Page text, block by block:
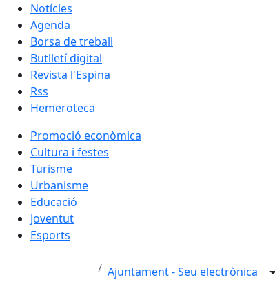
Notícies
Agenda
Borsa de treball
Butlletí digital
Revista l'Espina
Rss
Hemeroteca
Promoció econòmica
Cultura i festes
Turisme
Urbanisme
Educació
Joventut
Esports
Ajuntament - Seu electrònica